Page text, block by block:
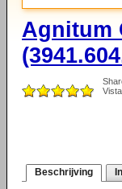
Agnitum
Beschrijving